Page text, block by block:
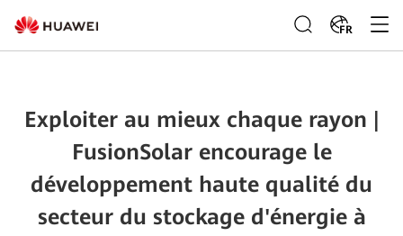
FR
Exploiter au mieux chaque rayon |
FusionSolar encourage le
développement haute qualité du
secteur du stockage d'énergie à